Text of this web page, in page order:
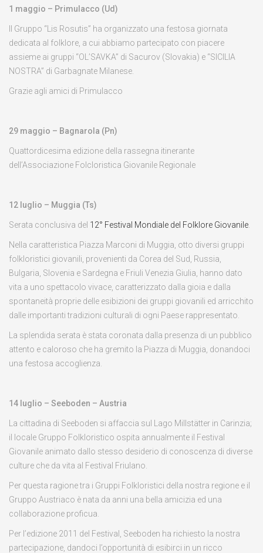
1 maggio – Primulacco (Ud)
Il Gruppo “Lis Rosutis” ha organizzato una festosa giornata
dedicata al folklore, a cui abbiamo partecipato con piacere
assieme ai gruppi “OL’SAVKA” di Sacurov (Slovakia) e “SICILIA
NOSTRA” di Garbagnate Milanese.
Grazie agli amici di Primulacco
29 maggio – Bagnarola (Pn)
Quattordicesima edizione della rassegna itinerante
dell’Associazione Folcloristica Giovanile Regionale
12 luglio – Muggia (Ts)
Serata conclusiva del 12° Festival Mondiale del Folklore Giovanile
Nella caratteristica Piazza Marconi di Muggia, otto diversi gruppi
folkloristici giovanili, provenienti da Corea del Sud, Russia,
Bulgaria, Slovenia e Sardegna e Friuli Venezia Giulia, hanno dato
vita a uno spettacolo vivace, caratterizzato dalla gioia e dalla
spontaneità proprie delle esibizioni dei gruppi giovanili ed arricchito
dalle importanti tradizioni culturali di ogni Paese rappresentato.
La splendida serata è stata coronata dalla presenza di un pubblico
attento e caloroso che ha gremito la Piazza di Muggia, donandoci
una festosa accoglienza.
14 luglio – Seeboden – Austria
La cittadina di Seeboden si affaccia sul Lago Millstätter in Carinzia;
il locale Gruppo Folkloristico ospita annualmente il Festival
Giovanile animato dallo stesso desiderio di conoscenza di diverse
culture che da vita al Festival Friulano.
Per questa ragione tra i Gruppi Folkloristici della nostra regione e il
Gruppo Austriaco è nata da anni una bella amicizia ed una
collaborazione proficua.
Per l’edizione 2011 del Festival, Seeboden ha richiesto la nostra
partecipazione, dandoci l’opportunità di esibirci in un ricco